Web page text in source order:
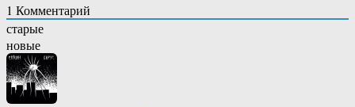
1 Комментарий
старые
новые